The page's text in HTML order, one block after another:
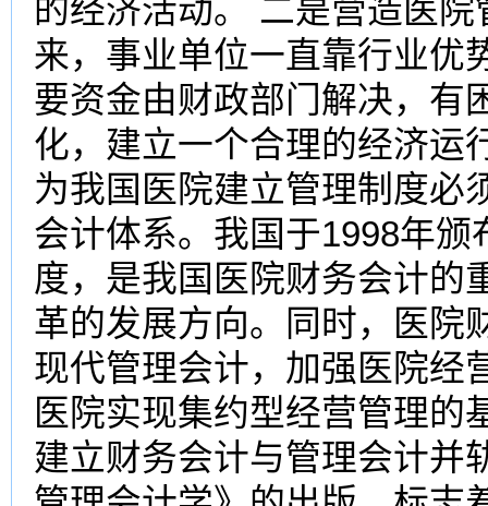
的经济活动。 二是营造医
来，事业单位一直靠行业优
要资金由财政部门解决，有
化，建立一个合理的经济运
为我国医院建立管理制度必
会计体系。我国于1998年
度，是我国医院财务会计的
革的发展方向。同时，医院
现代管理会计，加强医院经
医院实现集约型经营管理的
建立财务会计与管理会计并